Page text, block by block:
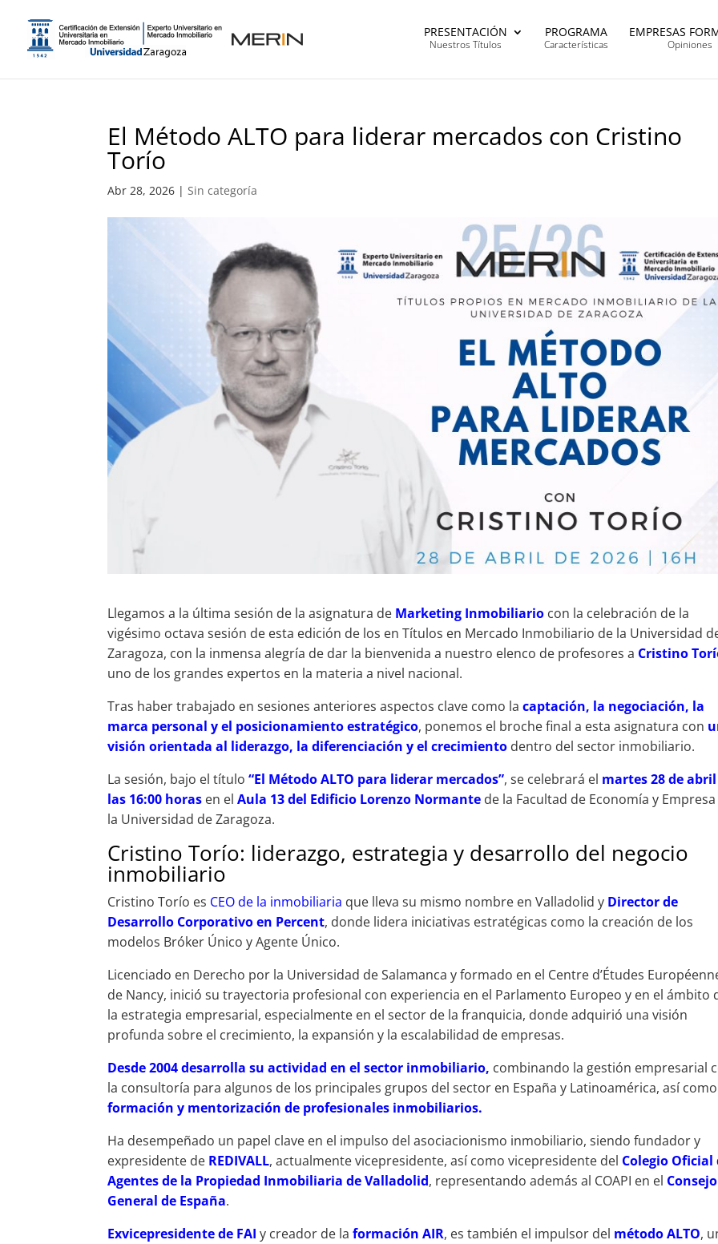
PRESENTACIÓN
Nuestros Títulos
PROGRAMA
Características
EMPRESAS
Opiniones
El Método ALTO para liderar mercados con Cristino
Torío
Abr 28, 2026 |Sin categoría
Llegamos a la última sesión de la asignatura de Marketing Inmobiliario con la celebración de la
vigésimo octava sesión de esta edición de los en Títulos en Mercado Inmobiliario de la Universidad
Zaragoza, con la inmensa alegría de dar la bienvenida a nuestro elenco de profesores a Cristino
uno de los grandes expertos en la materia a nivel nacional.
Tras haber trabajado en sesiones anteriores aspectos clave como lacaptación, la negociación, la
marca personal y el posicionamiento estratégico, ponemos el broche final a esta asignatura con
visión orientada al liderazgo, la diferenciación y el crecimiento dentro del sector inmobiliario.
La sesión, bajo el título “El Método ALTO para liderar mercados”, se celebrará el martes 28 de
las 16:00 horas en elAula 13 del Edificio Lorenzo Normante de la Facultad de Economía y
la Universidad de Zaragoza.
Cristino Torío: liderazgo, estrategia y desarrollo del negocio
inmobiliario
Cristino Torío es CEO de la inmobiliaria que lleva su mismo nombre en Valladolid y Director de
Desarrollo Corporativo en Percent, donde lidera iniciativas estratégicas como la creación de los
modelos Bróker Único y Agente Único.
Licenciado en Derecho por la Universidad de Salamanca y formado en el Centre d’Études
de Nancy, inició su trayectoria profesional con experiencia en el Parlamento Europeo y en el ámbito
la estrategia empresarial, especialmente en el sector de la franquicia, donde adquirió una visión
profunda sobre el crecimiento, la expansión y la escalabilidad de empresas.
Desde 2004 desarrolla su actividad en el sector inmobiliario, combinando la gestión empresarial
la consultoría para algunos de los principales grupos del sector en España y Latinoamérica, así
formación y mentorización de profesionales inmobiliarios.
Ha desempeñado un papel clave en el impulso del asociacionismo inmobiliario, siendo fundador y
expresidente de REDIVALL, actualmente vicepresidente, así como vicepresidente del Colegio Oficial
Agentes de la Propiedad Inmobiliaria de Valladolid, representando además al COAPI en el Consejo
General de España.
Exvicepresidente de FAI y creador de laformación AIR, es también el impulsor del método ALTO,